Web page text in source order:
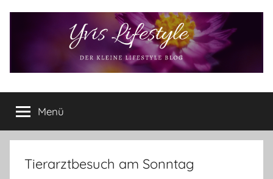
Yvis
Lifestyle
Lifestyle
Blog
–
Lifestyle,
Rezensionen,
Menü
Tierarztbesuch am Sonntag